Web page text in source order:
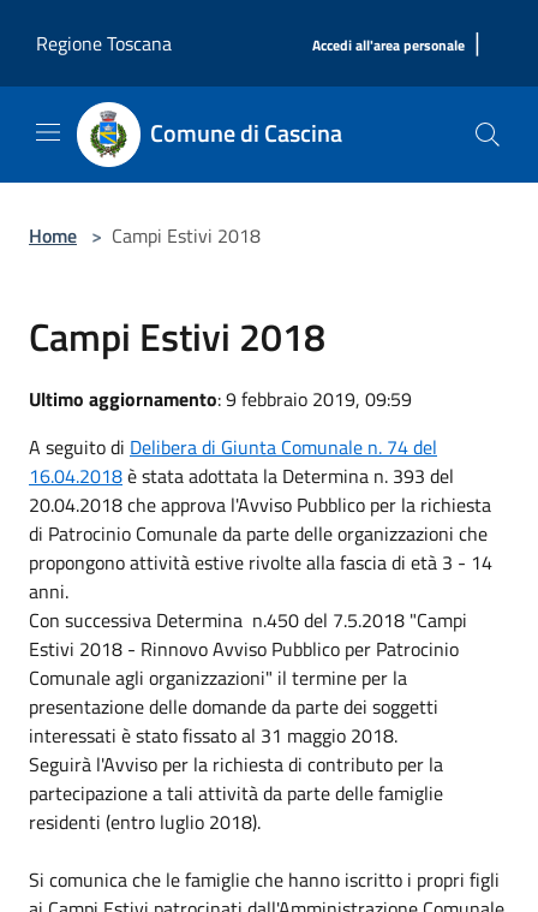
Regione Toscana
Accedi all'area personale |
Comune di Cascina
Home > Campi Estivi 2018
Campi Estivi 2018
Ultimo aggiornamento: 9 febbraio 2019, 09:59
A seguito di Delibera di Giunta Comunale n. 74 del
16.04.2018è stata adottata la Determina n. 393 del
20.04.2018 che approva l'Avviso Pubblico per la richiesta
di Patrocinio Comunale da parte delle organizzazioni che
propongono attività estive rivolte alla fascia di età 3 - 14
anni.
Con successiva Determina n.450 del 7.5.2018 "Campi
Estivi 2018 - Rinnovo Avviso Pubblico per Patrocinio
Comunale agli organizzazioni" il termine per la
presentazione delle domande da parte dei soggetti
interessati è stato fissato al 31 maggio 2018.
Seguirà l'Avviso per la richiesta di contributo per la
partecipazione a tali attività da parte delle famiglie
residenti (entro luglio 2018).
Si comunica che le famiglie che hanno iscritto i propri figli